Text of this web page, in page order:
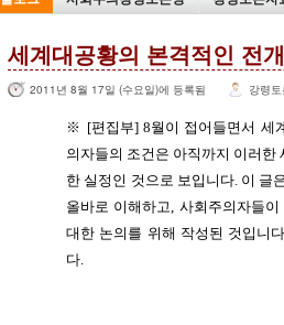
세계대공황의 본격적인 전
2011년 8월 17일 (수요일)에 등록됨 강령
※ [편집부] 8월이 접어들면서 세
의자들의 조건은 아직까지 이러한
한 실정인 것으로 보입니다. 이 글
올바로 이해하고, 사회주의자들
대한 논의를 위해 작성된 것입니
다.